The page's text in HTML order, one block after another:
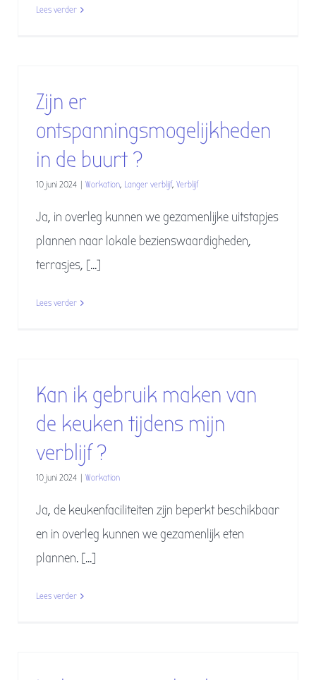
Lees verder
Zijn er
ontspanningsmogelijkheden
in de buurt ?
10 juni 2024 | Workation, Langer verblijf, Verblijf
Ja, in overleg kunnen we gezamenlijke uitstapjes
plannen naar lokale bezienswaardigheden,
terrasjes, [...]
Lees verder
Kan ik gebruik maken van
de keuken tijdens mijn
verblijf ?
10 juni 2024 | Workation
Ja, de keukenfaciliteiten zijn beperkt beschikbaar
en in overleg kunnen we gezamenlijk eten
plannen. [...]
Lees verder